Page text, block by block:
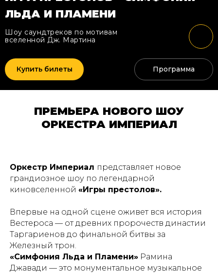
Купить билеты
ЛЬДА И ПЛАМЕНИ
Шоу саундтреков по мотивам
вселенной Дж. Мартина
Программа
ПРЕМЬЕРА НОВОГО ШОУ
ОРКЕСТРА ИМПЕРИАЛ
Оркестр Империал представляет новое
грандиозное шоу по легендарной
киновселенной «Игры престолов».
Впервые на одной сцене оживет вся история
Вестероса — от древних пророчеств династии
Таргариенов до финальной битвы за
Железный трон.
«Симфония Льда и Пламени» Рамина
Джавади — это монументальное музыкальное